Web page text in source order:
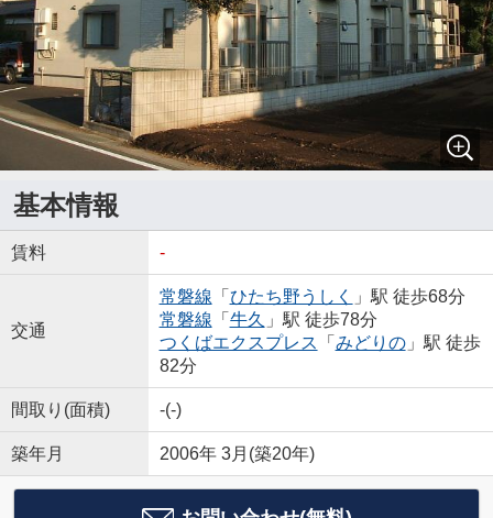
基本情報
賃料 -
交通
常磐線 「 ひたち野うしく
」駅 徒歩68分
常磐線 「 牛久 」駅 徒歩78分
つくばエクスプレス 「 みどりの」駅 徒歩
82分
間取り(面積) -(-)
築年月 2006年 3月(築20年)